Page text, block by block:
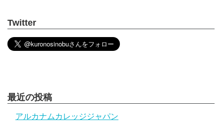
Twitter
最近の投稿
アルカナムカレッジジャパン